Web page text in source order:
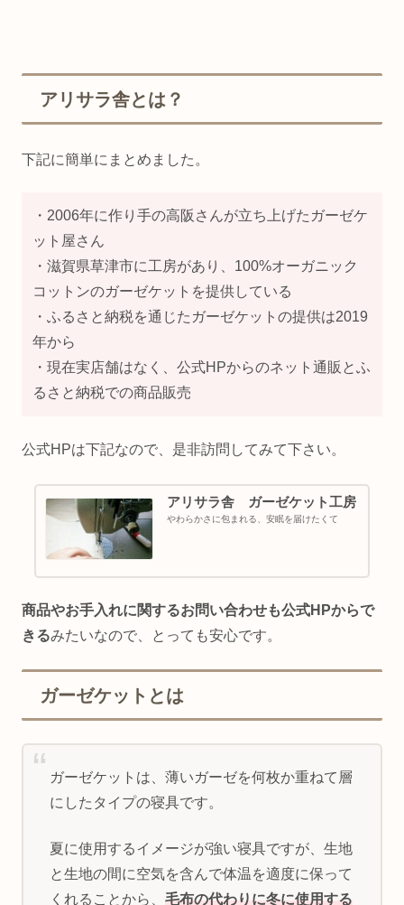
アリサラ舎とは？
下記に簡単にまとめました。
・2006年に作り手の高阪さんが立ち上げたガーゼケ
ット屋さん
・滋賀県草津市に工房があり、100%オーガニック
コットンのガーゼケットを提供している
・ふるさと納税を通じたガーゼケットの提供は2019
年から
・現在実店舗はなく、公式HPからのネット通販とふ
るさと納税での商品販売
公式HPは下記なので、是非訪問してみて下さい。
アリサラ舎 ガーゼケット工房
やわらかさに包まれる、安眠を届けたくて
商品やお手入れに関するお問い合わせも公式HPからで
きるみたいなので、とっても安心です。
ガーゼケットとは
ガーゼケットは、薄いガーゼを何枚か重ねて層
にしたタイプの寝具です。
夏に使用するイメージが強い寝具ですが、生地
と生地の間に空気を含んで体温を適度に保って
くれることから、 毛布の代わりに冬に使用する